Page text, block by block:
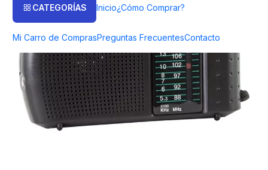
CATEGORÍAS Inicio¿Cómo Comprar?
Mi Carro de ComprasPreguntas FrecuentesContacto